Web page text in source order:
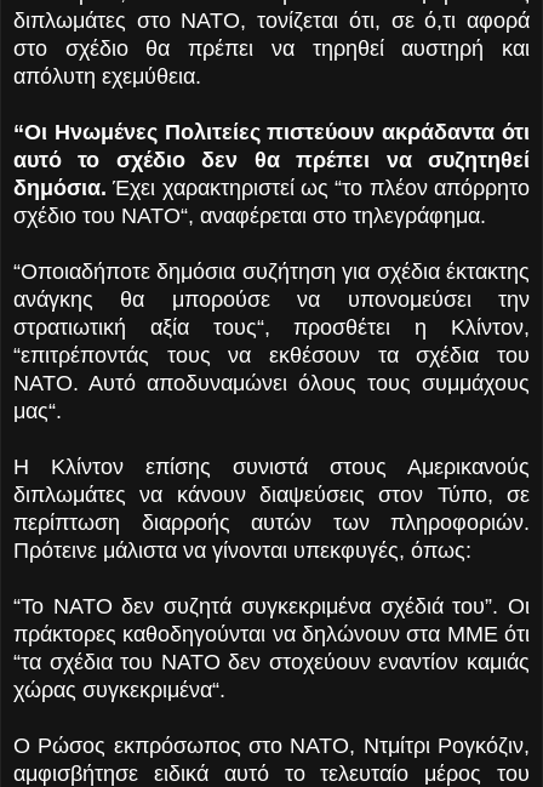
διπλωμάτες στο ΝΑΤΟ, τονίζεται ότι, σε ό,τι αφορά
στο σχέδιο θα πρέπει να τηρηθεί αυστηρή και
απόλυτη εχεμύθεια.
“Οι Ηνωμένες Πολιτείες πιστεύουν ακράδαντα ότι
αυτό το σχέδιο δεν θα πρέπει να συζητηθεί
δημόσια. Έχει χαρακτηριστεί ως “το πλέον απόρρητο
σχέδιο του ΝΑΤΟ“, αναφέρεται στο τηλεγράφημα.
“Οποιαδήποτε δημόσια συζήτηση για σχέδια έκτακτης
ανάγκης θα μπορούσε να υπονομεύσει την
στρατιωτική αξία τους“, προσθέτει η Κλίντον,
“επιτρέποντάς τους να εκθέσουν τα σχέδια του
ΝΑΤΟ. Αυτό αποδυναμώνει όλους τους συμμάχους
μας“.
Η Κλίντον επίσης συνιστά στους Αμερικανούς
διπλωμάτες να κάνουν διαψεύσεις στον Τύπο, σε
περίπτωση διαρροής αυτών των πληροφοριών.
Πρότεινε μάλιστα να γίνονται υπεκφυγές, όπως:
“Το ΝΑΤΟ δεν συζητά συγκεκριμένα σχέδιά του”. Οι
πράκτορες καθοδηγούνται να δηλώνουν στα ΜΜΕ ότι
“τα σχέδια του ΝΑΤΟ δεν στοχεύουν εναντίον καμιάς
χώρας συγκεκριμένα“.
Ο Ρώσος εκπρόσωπος στο ΝΑΤΟ, Ντμίτρι Ρογκόζιν,
αμφισβήτησε ειδικά αυτό το τελευταίο μέρος του